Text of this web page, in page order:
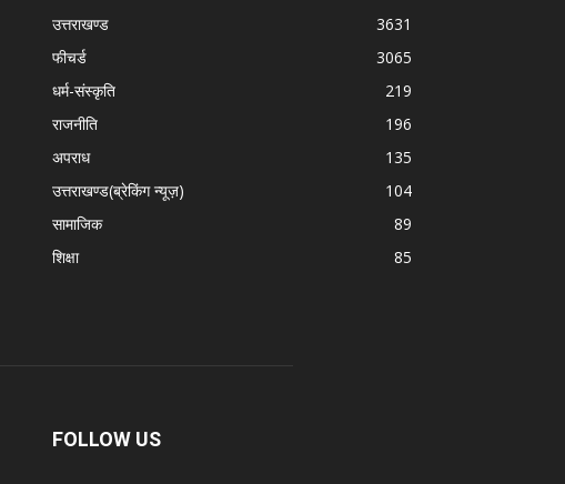
उत्तराखण्ड
3631
फीचर्ड
3065
धर्म-संस्कृति
219
राजनीति
196
अपराध
135
उत्तराखण्ड(ब्रेकिंग न्यूज़)
104
सामाजिक
89
शिक्षा
85
FOLLOW US